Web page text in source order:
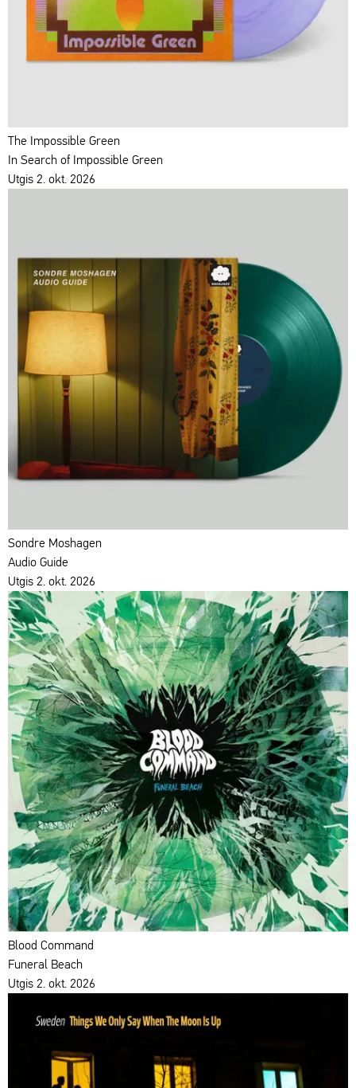
The Impossible Green
In Search of Impossible Green
Utgis 2. okt. 2026
Sondre Moshagen
Audio Guide
Utgis 2. okt. 2026
Blood Command
Funeral Beach
Utgis 2. okt. 2026